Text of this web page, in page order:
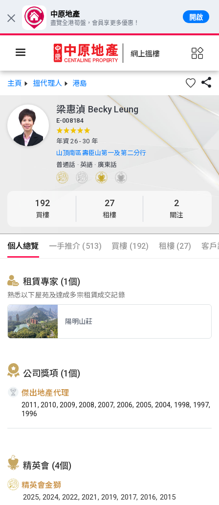
網上搵樓
主頁 搵代理人 港島 
梁惠湞 Becky Leung
E-008184
年資 26 - 30 年
山頂南區壽臣山第一及第二分行
普通話 ·英語 · 廣東話
192
買樓
27
租樓
2
關注
個人總覽 一手推介 (513) 買樓 (192) 租樓 (27) 客
租賃專家 (1個)
熟悉以下屋苑及達成多宗租賃成交記錄
陽明山莊
公司獎項 (1個)
傑出地產代理
2011, 2010, 2009, 2008, 2007, 2006, 2005, 2004, 1998, 1997,
1996
精英會 (4個)
精英會金獅
2025, 2024, 2022, 2021, 2019, 2017, 2016, 2015
× 中原地產
盡覽全港筍盤，會員享更多優惠！
開啟